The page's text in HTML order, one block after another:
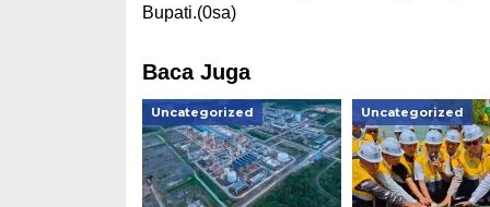
Bupati.(0sa)
Baca Juga
Uncategorized Uncategorized